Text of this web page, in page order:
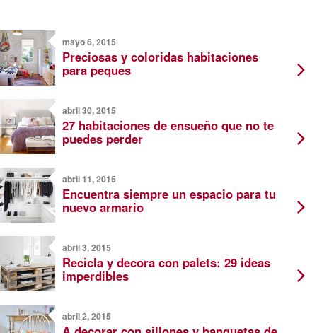
mayo 6, 2015
Preciosas y coloridas habitaciones
para peques
abril 30, 2015
27 habitaciones de ensueño que no te
puedes perder
abril 11, 2015
Encuentra siempre un espacio para tu
nuevo armario
abril 3, 2015
Recicla y decora con palets: 29 ideas
imperdibles
abril 2, 2015